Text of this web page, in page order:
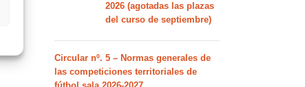
2026 (agotadas las plazas
del curso de septiembre)
Circular nº. 5 – Normas generales de
las competiciones territoriales de